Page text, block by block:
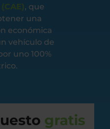
, que
una
económica
vehículo de
uno 100%
gratis